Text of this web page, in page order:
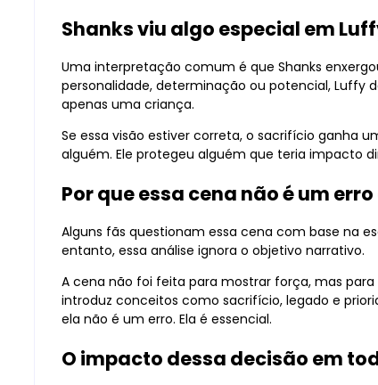
Shanks viu algo especial em
Uma interpretação comum é que Shanks
personalidade, determinação ou potencial, Luffy
apenas uma criança.
Se essa visão estiver correta, o sacrifício ganha
alguém. Ele protegeu alguém que teria impacto
Por que essa cena não é um
Alguns fãs questionam essa cena com base na
entanto, essa análise ignora o objetivo narrativo.
A cena não foi feita para mostrar força, mas
introduz conceitos como sacrifício, legado e
ela não é um erro. Ela é essencial.
O impacto dessa decisão em